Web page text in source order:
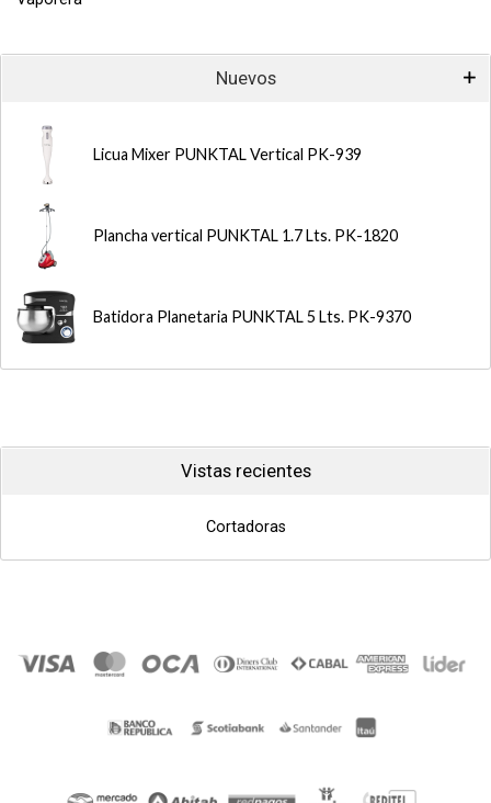
Nuevos
Licua Mixer PUNKTAL Vertical PK-939
Plancha vertical PUNKTAL 1.7 Lts. PK-1820
Batidora Planetaria PUNKTAL 5 Lts. PK-9370
Vistas recientes
Cortadoras